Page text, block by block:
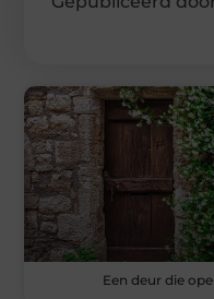
Een deur die